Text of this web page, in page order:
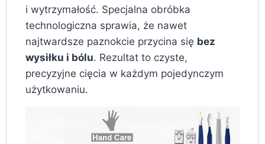
i wytrzymałość. Specjalna obróbka
technologiczna sprawia, że nawet
najtwardsze paznokcie przycina się bez
wysiłku i bólu. Rezultat to czyste,
precyzyjne cięcia w każdym pojedynczym
użytkowaniu.